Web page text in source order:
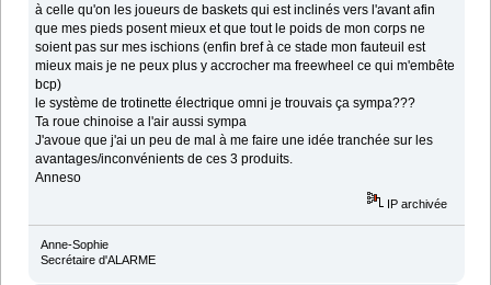
à celle qu'on les joueurs de baskets qui est inclinés vers l'avant afin
que mes pieds posent mieux et que tout le poids de mon corps ne
soient pas sur mes ischions (enfin bref à ce stade mon fauteuil est
mieux mais je ne peux plus y accrocher ma freewheel ce qui m'embête
bcp)
le système de trotinette électrique omni je trouvais ça sympa???
Ta roue chinoise a l'air aussi sympa
J'avoue que j'ai un peu de mal à me faire une idée tranchée sur les
avantages/inconvénients de ces 3 produits.
Anneso
IP archivée
Anne-Sophie
Secrétaire d'ALARME